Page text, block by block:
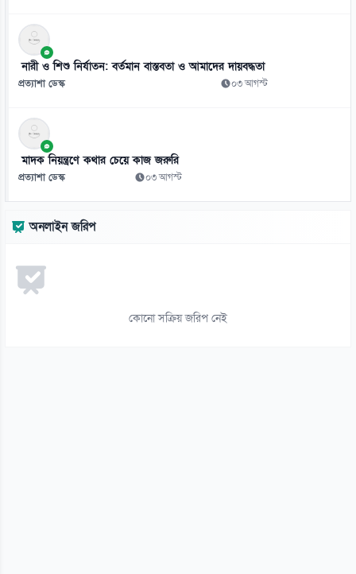
১১
টেলিটকের ‘জেন-জেড’ অফারে তরুণদের ব্যাপক সাড়া
০৭ আগস্ট
১২
সবজিতে কিছুটা স্বস্তি, মাছ-মাংস-ডিমে বাড়ছে চাপ
০৭ আগস্ট
০৭ আগস্ট
১৪
সোনার দাম ভরিতে কমলো ৩ হাজার ২৬৬ টাকা
নারী ও শিশু নির্যাতন: বর্তমান বাস্তবতা ও আমাদের দায়বদ্ধতা
প্রত্যাশা ডেস্ক ০৩ আগস্ট
মাদক নিয়ন্ত্রণে কথার চেয়ে কাজ জরুরি
প্রত্যাশা ডেস্ক ০৩ আগস্ট
অনলাইন জরিপ
কোনো সক্রিয় জরিপ নেই